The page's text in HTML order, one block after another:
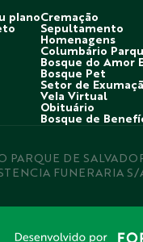
planoCremação
Sepultamento
Homenagens
Columbário
Bosque do Amor
Bosque Pet
Setor de
Vela Virtual
Obituário
Bosque de
PARQUE DE
FUNERARIA S/